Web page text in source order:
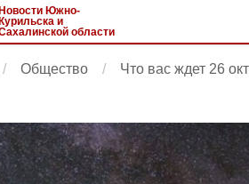
Новости Южно-
Курильска и
области
Общество
Что вас ждет 26